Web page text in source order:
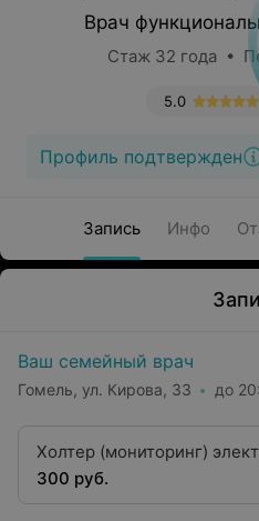
Врач
Стаж 32 года •
5.0
Профиль подтвержден
Запись Инфо
Ваш семейный врач
Гомель, ул. Кирова, 33 до
Холтер (мониторинг)
8 часов
300 руб.